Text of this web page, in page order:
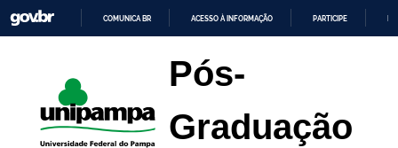
para
o
O
CONTEÚDO
COMUNICA BR ACESSO À INFORMAÇÃO PARTICIPE
Pós-
Graduação